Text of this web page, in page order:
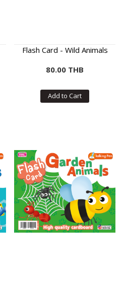
Flash Card - Wild Animals
80.00 THB
Add to Cart